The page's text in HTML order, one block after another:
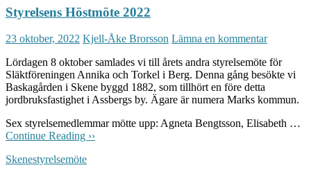
Styrelsens Höstmöte 2022
23 oktober, 2022 Kjell-Åke Brorsson Lämna en kommentar
Lördagen 8 oktober samlades vi till årets andra styrelsemöte för
Släktföreningen Annika och Torkel i Berg. Denna gång besökte vi
Baskagården i Skene byggd 1882, som tillhört en före detta
jordbruksfastighet i Assbergs by. Ägare är numera Marks kommun.
Sex styrelsemedlemmar mötte upp: Agneta Bengtsson, Elisabeth …
Continue Reading ››
Skenestyrelsemöte